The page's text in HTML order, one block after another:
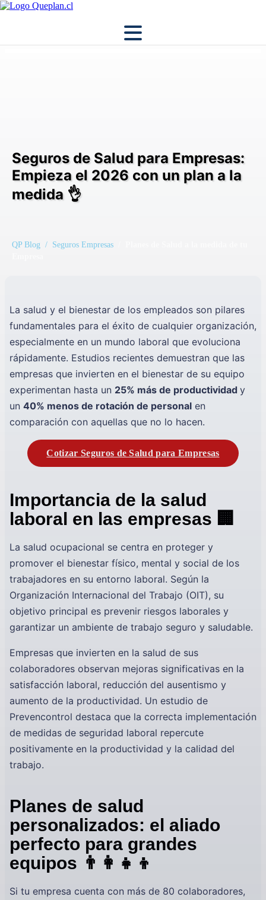
Seguros de Salud para Empresas:
Empieza el 2026 con un plan a la
medida 👌
QP Blog / Seguros Empresas
La salud y el bienestar de los empleados son pilares
fundamentales para el éxito de cualquier organización,
especialmente en un mundo laboral que evoluciona
rápidamente. Estudios recientes demuestran que las
empresas que invierten en el bienestar de su equipo
experimentan hasta un 25% más de productividad y
un 40% menos de rotación de personal en
comparación con aquellas que no lo hacen.
Cotizar Seguros de Salud para Empresas
Importancia de la salud
laboral en las empresas 🏢
La salud ocupacional se centra en proteger y
promover el bienestar físico, mental y social de los
trabajadores en su entorno laboral. Según la
Organización Internacional del Trabajo (OIT), su
objetivo principal es prevenir riesgos laborales y
garantizar un ambiente de trabajo seguro y saludable.
Empresas que invierten en la salud de sus
colaboradores observan mejoras significativas en la
satisfacción laboral, reducción del ausentismo y
aumento de la productividad. Un estudio de
Prevencontrol destaca que la correcta implementación
de medidas de seguridad laboral repercute
positivamente en la productividad y la calidad del
trabajo.
Planes de salud
personalizados: el aliado
perfecto para grandes
equipos 👨‍👩‍👧‍👦
Si tu empresa cuenta con más de 80 colaboradores,